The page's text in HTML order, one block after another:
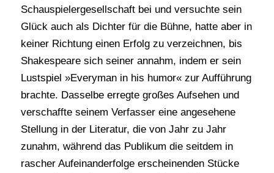
Schauspielergesellschaft bei und versuchte sein
Glück auch als Dichter für die Bühne, hatte aber in
keiner Richtung einen Erfolg zu verzeichnen, bis
Shakespeare sich seiner annahm, indem er sein
Lustspiel »Everyman in his humor« zur Aufführung
brachte. Dasselbe erregte großes Aufsehen und
verschaffte seinem Verfasser eine angesehene
Stellung in der Literatur, die von Jahr zu Jahr
zunahm, während das Publikum die seitdem in
rascher Aufeinanderfolge erscheinenden Stücke